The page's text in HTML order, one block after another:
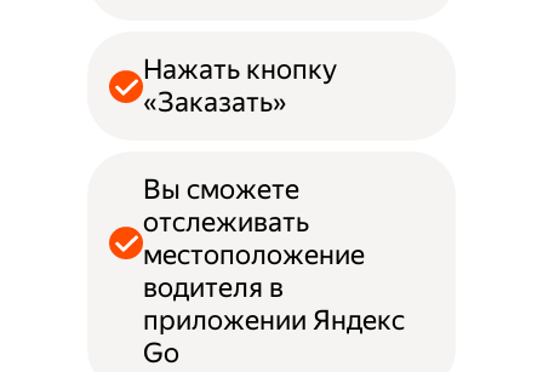
Нажать кнопку
«Заказать»
Вы сможете
отслеживать
местоположение
водителя в
приложении Яндекс
Go